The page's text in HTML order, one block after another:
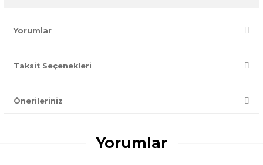
Yorumlar
Bir dakikanızı ayırın, yorumunuzla başkalarının doğru seçim
Taksit Seçenekleri
Önerileriniz
konularda yetersiz gördüğünüz noktaları öneri formunu
kullanarak tarafımıza iletebilirsiniz.
Yorumlar